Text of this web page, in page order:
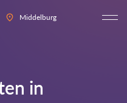
Middelburg
in